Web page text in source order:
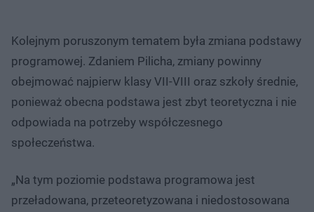
Kolejnym poruszonym tematem była zmiana podstawy
programowej. Zdaniem Pilicha, zmiany powinny
obejmować najpierw klasy VII-VIII oraz szkoły średnie,
ponieważ obecna podstawa jest zbyt teoretyczna i nie
odpowiada na potrzeby współczesnego
społeczeństwa.
„Na tym poziomie podstawa programowa jest
przeładowana, przeteoretyzowana i niedostosowana